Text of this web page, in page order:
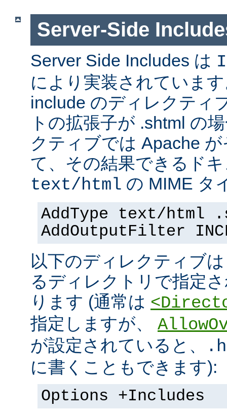
Server-Side
Server Side Includes は
により実装されていま
include のディレクティ
トの拡張子が .shtml の
クティブでは Apache
て、その結果できるド
text/html の MIME タ
AddType text/html
AddOutputFilter
以下のディレクティブ
るディレクトリで指定
ります (通常は
指定しますが、
が設定されていると、
に書くこともできます):
Options +Includes